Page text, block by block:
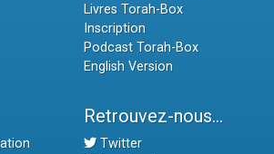
Livres Torah-Box
Inscription
Podcast Torah-Box
English Version
Retrouvez-nous...
Twitter